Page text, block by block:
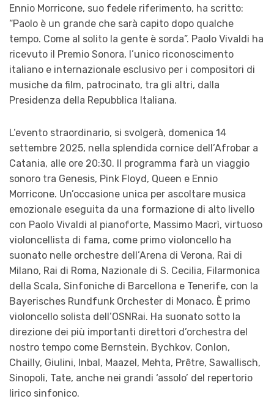
Ennio Morricone, suo fedele riferimento, ha scritto:
“Paolo è un grande che sarà capito dopo qualche
tempo. Come al solito la gente è sorda”. Paolo Vivaldi ha
ricevuto il Premio Sonora, l’unico riconoscimento
italiano e internazionale esclusivo per i compositori di
musiche da film, patrocinato, tra gli altri, dalla
Presidenza della Repubblica Italiana.
L’evento straordinario, si svolgerà, domenica 14
settembre 2025, nella splendida cornice dell’Afrobar a
Catania, alle ore 20:30. Il programma farà un viaggio
sonoro tra Genesis, Pink Floyd, Queen e Ennio
Morricone. Un’occasione unica per ascoltare musica
emozionale eseguita da una formazione di alto livello
con Paolo Vivaldi al pianoforte, Massimo Macrì, virtuoso
violoncellista di fama, come primo violoncello ha
suonato nelle orchestre dell’Arena di Verona, Rai di
Milano, Rai di Roma, Nazionale di S. Cecilia, Filarmonica
della Scala, Sinfoniche di Barcellona e Tenerife, con la
Bayerisches Rundfunk Orchester di Monaco. È primo
violoncello solista dell’OSNRai. Ha suonato sotto la
direzione dei più importanti direttori d’orchestra del
nostro tempo come Bernstein, Bychkov, Conlon,
Chailly, Giulini, Inbal, Maazel, Mehta, Prêtre, Sawallisch,
Sinopoli, Tate, anche nei grandi ‘assolo’ del repertorio
lirico sinfonico.